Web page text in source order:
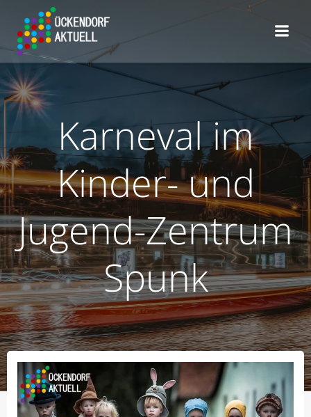
Karneval im
Kinder- und
Jugend-Zentrum
Spunk